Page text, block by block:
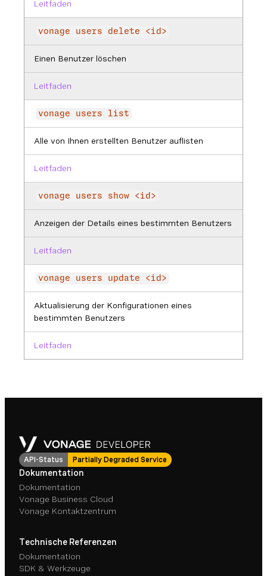
Leitfaden
vonage users delete <id>
Einen Benutzer löschen
Leitfaden
vonage users list
Alle von Ihnen erstellten Benutzer auflisten
Leitfaden
vonage users show <id>
Anzeigen der Details eines bestimmten Benutzers
Leitfaden
vonage users update <id>
Aktualisierung der Konfigurationen eines
bestimmten Benutzers
Leitfaden
API-Status Partially Degraded Service
Dokumentation
Dokumentation
Vonage Business Cloud
Vonage Kontaktzentrum
Technische Referenzen
Dokumentation
SDK & Werkzeuge